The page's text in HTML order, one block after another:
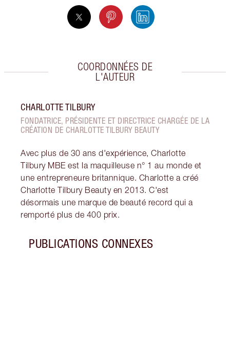
COORDONNÉES DE
L'AUTEUR
CHARLOTTE TILBURY
FONDATRICE, PRÉSIDENTE ET DIRECTRICE CHARGÉE DE LA
CRÉATION DE CHARLOTTE TILBURY BEAUTY
Avec plus de 30 ans d'expérience, Charlotte
Tilbury MBE est la maquilleuse n° 1 au monde et
une entrepreneure britannique. Charlotte a créé
Charlotte Tilbury Beauty en 2013. C'est
désormais une marque de beauté record qui a
remporté plus de 400 prix.
PUBLICATIONS CONNEXES